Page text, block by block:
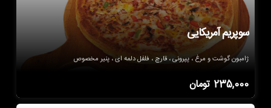
سوپریم آمریکایی
ژامبون گوشت و مرغ ، پپرونی ، قارچ ، فلفل دلمه ای ، پنیر مخصوص
235,000 تومان